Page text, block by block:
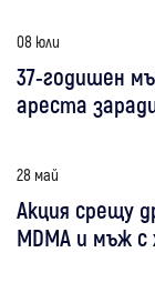
08 юли
37-годишен
ареста
28 май
Акция срещу
MDMA и мъж